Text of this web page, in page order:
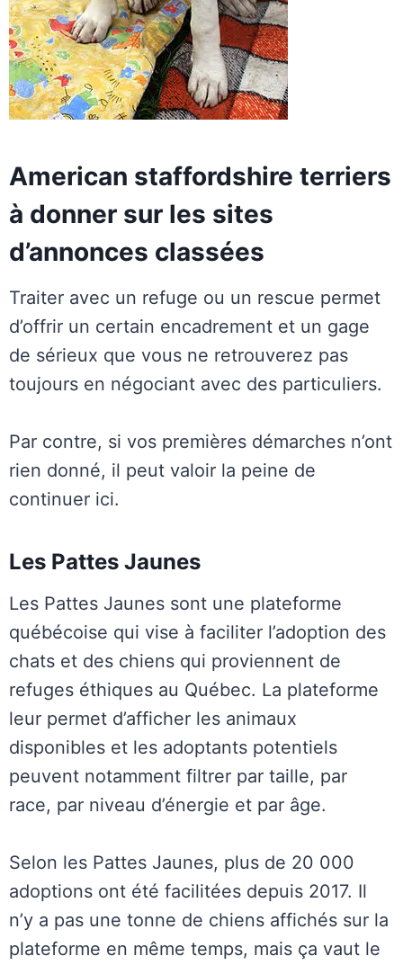
American staffordshire terriers
à donner sur les sites
d’annonces classées
Traiter avec un refuge ou un rescue permet
d’offrir un certain encadrement et un gage
de sérieux que vous ne retrouverez pas
toujours en négociant avec des particuliers.
Par contre, si vos premières démarches n’ont
rien donné, il peut valoir la peine de
continuer ici.
Les Pattes Jaunes
Les Pattes Jaunes sont une plateforme
québécoise qui vise à faciliter l’adoption des
chats et des chiens qui proviennent de
refuges éthiques au Québec. La plateforme
leur permet d’afficher les animaux
disponibles et les adoptants potentiels
peuvent notamment filtrer par taille, par
race, par niveau d’énergie et par âge.
Selon les Pattes Jaunes, plus de 20 000
adoptions ont été facilitées depuis 2017. Il
n’y a pas une tonne de chiens affichés sur la
plateforme en même temps, mais ça vaut le